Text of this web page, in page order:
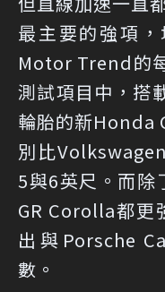
最主要的強項
Motor Trend的
測試項目中，
輪胎的新Honda
別比
5與6英尺。而除
GR Corolla都更
出與Porsche
數。